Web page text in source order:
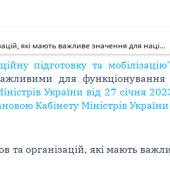
Про затвердження Критеріїв з визначення підприємств, установ та організацій, які мають важливе значення для національної економіки в галузі сільського господарства в особливий період